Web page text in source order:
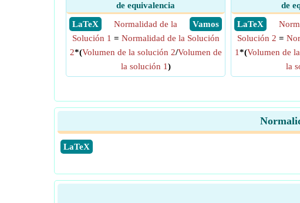
de equivalencia
​ LaTeX
​ Vamos
Normalidad de la
Solución 1 = Normalidad de la Solución
2*(Volumen de la solución 2/Volumen de
la solución 1)
de
​ LaTeX
Solución 2 =
1*(Volumen de
la
​LaTeX